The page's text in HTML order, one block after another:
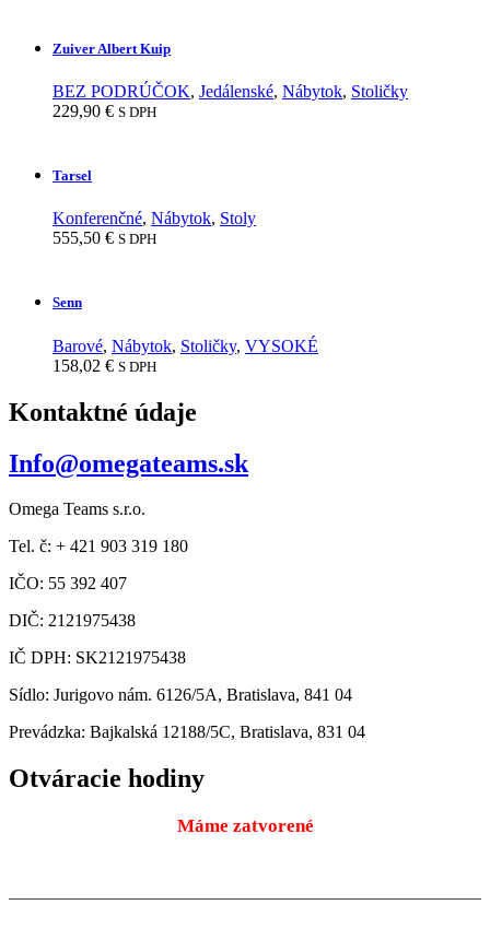
Zuiver Albert Kuip
BEZ PODRÚČOK, Jedálenské, Nábytok, Stoličky
229,90 € S DPH
Tarsel
Konferenčné, Nábytok, Stoly
555,50 € S DPH
Senn
Barové, Nábytok, Stoličky, VYSOKÉ
158,02 € S DPH
Kontaktné údaje
Info@omegateams.sk
Omega Teams s.r.o.
Tel. č: + 421 903 319 180
IČO: 55 392 407
DIČ: 2121975438
IČ DPH: SK2121975438
Sídlo: Jurigovo nám. 6126/5A, Bratislava, 841 04
Prevádzka: Bajkalská 12188/5C, Bratislava, 831 04
Otváracie hodiny
Máme zatvorené